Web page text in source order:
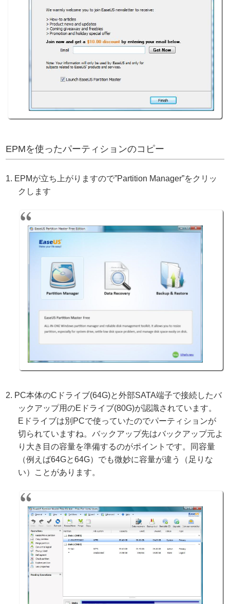
EPMを使ったパーティションのコピー
EPMが立ち上がりますので”Partition Manager”をクリッ
クします
PC本体のCドライブ(64G)と外部SATA端子で接続したバ
ックアップ用のEドライブ(80G)が認識されています。
Eドライブは別PCで使っていたのでパーティションが
切られていますね。バックアップ先はバックアップ元よ
り大き目の容量を準備するのがポイントです。同容量
（例えば64Gと64G）でも微妙に容量が違う（足りな
い）ことがあります。